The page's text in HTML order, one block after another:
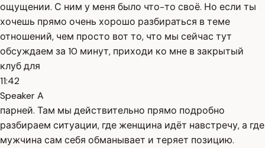
ощущении. С ним у меня было что-то своё. Но если ты
хочешь прямо очень хорошо разбираться в теме
отношений, чем просто вот то, что мы сейчас тут
обсуждаем за 10 минут, приходи ко мне в закрытый
клуб для
11:42
Speaker A
парней. Там мы действительно прямо подробно
разбираем ситуации, где женщина идёт навстречу, а где
мужчина сам себя обманывает и теряет позицию.